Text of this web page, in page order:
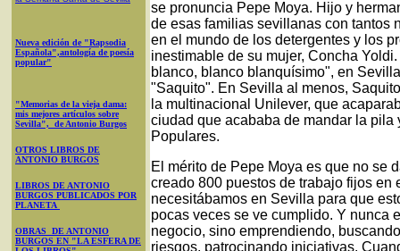
Nueva edición de "Rapsodia
Española",antología de poesía
popular"
"Memorias de la vieja dama:
mis mejores artículos sobre
Sevilla", de Antonio Burgos
OTROS LIBROS DE
ANTONIO BURGOS
LIBROS DE ANTONIO
BURGOS PUBLICADOS POR
PLANETA
OBRAS DE ANTONIO
BURGOS EN "LA ESFERA DE
se pronuncia Pepe Moya. Hijo y
de esas familias sevillanas con tantos
en el mundo de los detergentes y los
inestimable de su mujer, Concha
blanco, blanco blanquísimo", en
"Saquito". En Sevilla al menos,
la multinacional Unilever, que
ciudad que acababa de mandar la pila
Populares.
El mérito de Pepe Moya es que no se
creado 800 puestos de trabajo fijos
necesitábamos en Sevilla para que
pocas veces se ve cumplido. Y nunca
negocio, sino emprendiendo,
riesgos, patrocinando iniciativas.